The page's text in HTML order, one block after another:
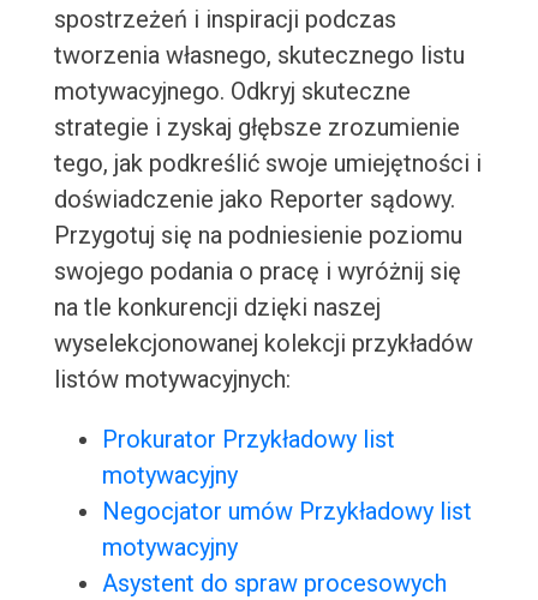
spostrzeżeń i inspiracji podczas
tworzenia własnego, skutecznego listu
motywacyjnego. Odkryj skuteczne
strategie i zyskaj głębsze zrozumienie
tego, jak podkreślić swoje umiejętności i
doświadczenie jako Reporter sądowy.
Przygotuj się na podniesienie poziomu
swojego podania o pracę i wyróżnij się
na tle konkurencji dzięki naszej
wyselekcjonowanej kolekcji przykładów
listów motywacyjnych:
Prokurator Przykładowy list
motywacyjny
Negocjator umów Przykładowy list
motywacyjny
Asystent do spraw procesowych